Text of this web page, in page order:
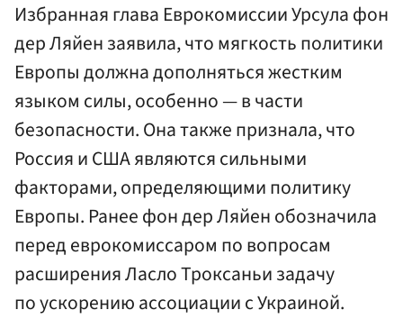
Избранная глава Еврокомиссии Урсула фон
дер Ляйен заявила, что мягкость политики
Европы должна дополняться жестким
языком силы, особенно — в части
безопасности. Она также признала, что
Россия и США являются сильными
факторами, определяющими политику
Европы. Ранее фон дер Ляйен обозначила
перед еврокомиссаром по вопросам
расширения Ласло Троксаньи задачу
по ускорению ассоциации с Украиной.